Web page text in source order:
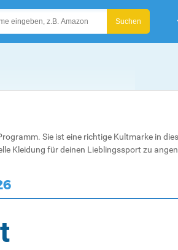
Sie ist eine richtige Kultmarke in
Kleidung für deinen Lieblingssport zu